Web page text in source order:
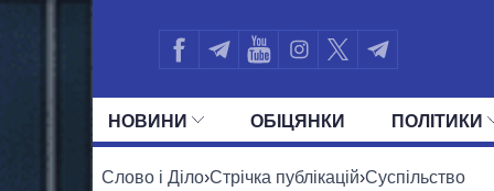
НОВИНИ ОБIЦЯНКИ ПОЛIТИКИ
УСІ ПОЛІТИКИ ПРЕЗИДЕНТ І ОФІС
Слово і Діло›Стрічка публікацій›Суспільство